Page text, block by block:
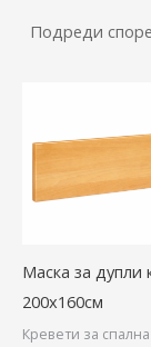
Маска за дупли
200х160см
Кревети за